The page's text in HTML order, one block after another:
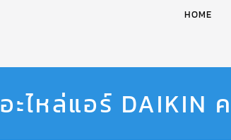
HOME
อะไหล่แอร์ DAIKIN